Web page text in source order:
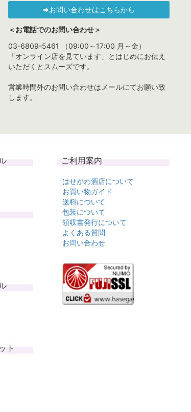
⇒お問い合わせはこちらから
＜お電話でのお問い合わせ＞
03-6809-5461 （09:00～17:00 月～金）
「オンライン店を見ています」とはじめにお伝え
いただくとスムーズです。
営業時間外のお問い合わせはメールにてお願い致
します。
ト
ご利用案内
はせがわ酒店について
お買い物ガイド
送料について
包装について
領収書発行について
よくある質問
お問い合わせ